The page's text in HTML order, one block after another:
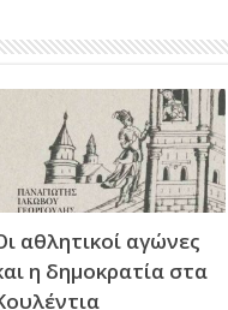
αθλητικοί αγώνες
η δημοκρατία στα